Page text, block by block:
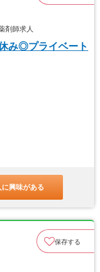
剤師求人
み◎プライベート
に興味がある
保存する